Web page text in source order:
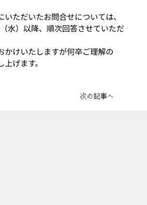
次の記事へ
ただいたお問合せについては、
水）以降、順次回答させていただ
かけいたしますが何卒ご理解の
げます。